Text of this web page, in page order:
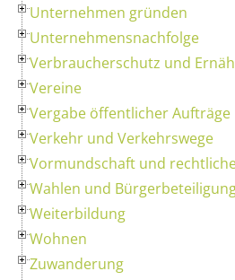
Unternehmen gründen
Unternehmensnachfolge
Verbraucherschutz und
Vereine
Vergabe öffentlicher Aufträge
Verkehr und Verkehrswege
Vormundschaft und
Wahlen und
Weiterbildung
Wohnen
Zuwanderung